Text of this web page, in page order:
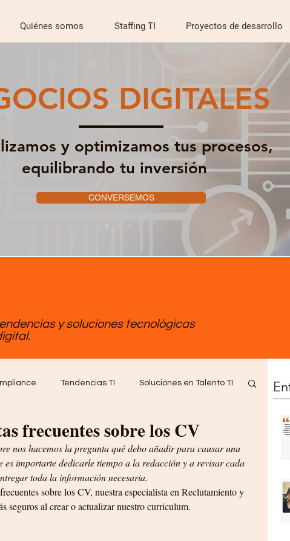
Quiénes somos Staffing TI Proyectos de desarrollo
DIGITALES
y optimizamos tus procesos,
equilibrando tu inversión
CONVERSEMOS
y soluciones tecnológicas
Tendencias TI Soluciones en Talento TI
Empleo Tips
frecuentes sobre los CV
nos hacemos la pregunta qué debo añadir para causar una
importarte dedicarle tiempo a la redacción y a revisar cada
toda la información necesaria.
sobre los CV, nuestra especialista en Reclutamiento y
seguros al crear o actualizar nuestro curriculum.